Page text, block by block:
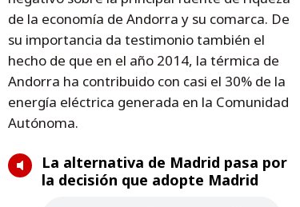
de la economía de Andorra y su comarca. De
su importancia da testimonio también el
hecho de que en el año 2014, la térmica de
Andorra ha contribuido con casi el 30% de la
energía eléctrica generada en la Comunidad
Autónoma.
La alternativa de Madrid pasa por
la decisión que adopte Madrid